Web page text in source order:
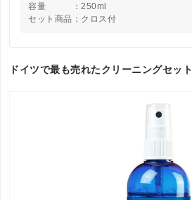
容量 ：250ml
セット商品：クロス付
ドイツで最も売れたクリーニングセット